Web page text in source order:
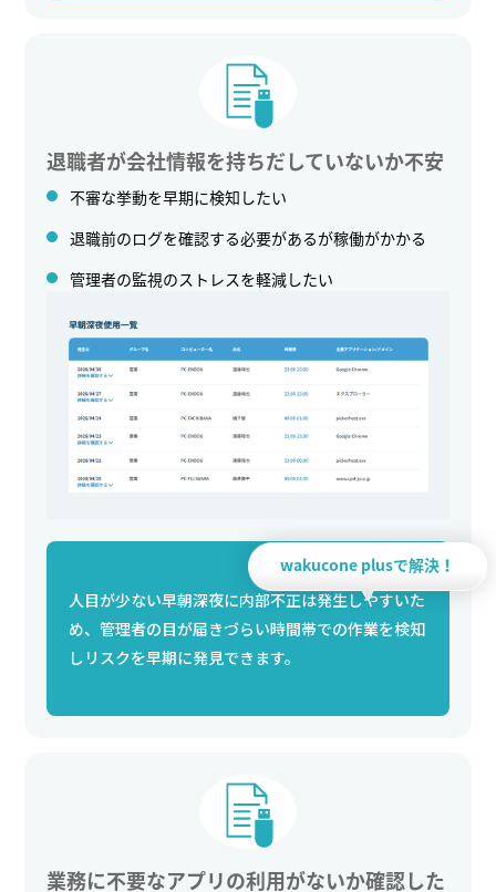
退職者が会社情報を持ちだしていないか不安
不審な挙動を早期に検知したい
退職前のログを確認する必要があるが稼働がかかる
管理者の監視のストレスを軽減したい
wakucone plusで解決！
人目が少ない早朝深夜に内部不正は発生しやすいた
め、管理者の目が届きづらい時間帯での作業を検知
しリスクを早期に発見できます。
業務に不要なアプリの利用がないか確認した